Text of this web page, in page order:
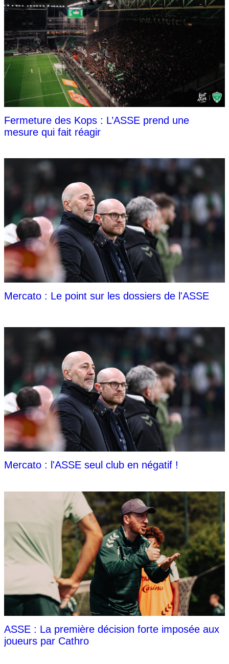
Fermeture des Kops : L’ASSE prend une
mesure qui fait réagir
Mercato : Le point sur les dossiers de l'ASSE
Mercato : l'ASSE seul club en négatif !
ASSE : La première décision forte imposée aux
joueurs par Cathro